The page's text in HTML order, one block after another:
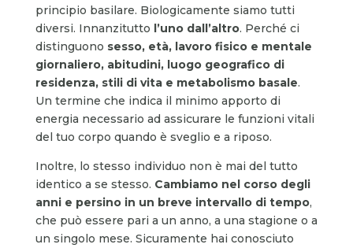
principio basilare. Biologicamente siamo tutti
diversi. Innanzitutto l’uno dall’altro. Perché ci
distinguono sesso, età, lavoro fisico e mentale
giornaliero, abitudini, luogo geografico di
residenza, stili di vita e metabolismo basale.
Un termine che indica il minimo apporto di
energia necessario ad assicurare le funzioni vitali
del tuo corpo quando è sveglio e a riposo.
Inoltre, lo stesso individuo non è mai del tutto
identico a se stesso. Cambiamo nel corso degli
anni e persino in un breve intervallo di tempo,
che può essere pari a un anno, a una stagione o a
un singolo mese. Sicuramente hai conosciuto